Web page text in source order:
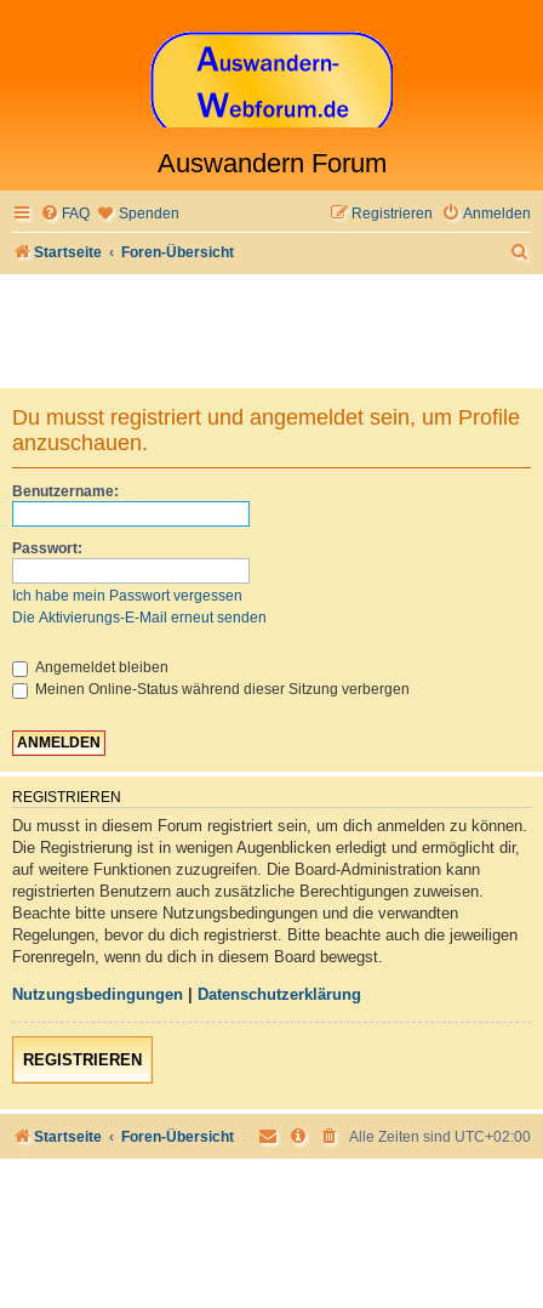
Auswandern Forum
FAQ Spenden Anmelden
Registrieren
Startseite Foren-Übersicht
Du musst registriert und angemeldet sein, um Profile
anzuschauen.
Benutzername:
Passwort:
Ich habe mein Passwort vergessen
Die Aktivierungs-E-Mail erneut senden
Angemeldet bleiben
Meinen Online-Status während dieser Sitzung verbergen
REGISTRIEREN
Du musst in diesem Forum registriert sein, um dich anmelden zu können.
Die Registrierung ist in wenigen Augenblicken erledigt und ermöglicht dir,
auf weitere Funktionen zuzugreifen. Die Board-Administration kann
registrierten Benutzern auch zusätzliche Berechtigungen zuweisen.
Beachte bitte unsere Nutzungsbedingungen und die verwandten
Regelungen, bevor du dich registrierst. Bitte beachte auch die jeweiligen
Forenregeln, wenn du dich in diesem Board bewegst.
Nutzungsbedingungen Datenschutzerklärung
REGISTRIEREN
Startseite Foren-Übersicht Alle Zeiten sind UTC+02:00